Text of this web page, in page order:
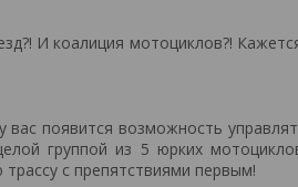
И коалиция мотоциклов?!
появится возможность
группой из 5 юрких
с препятствиями первым!